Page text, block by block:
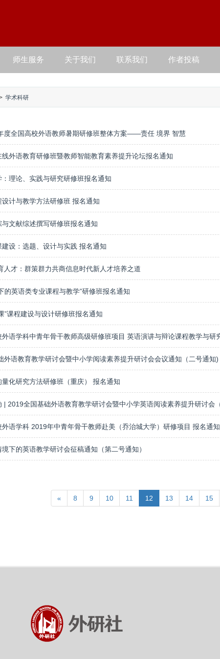
师生服务 关于我们 联系我们 作者投稿
学术科研
度全国高校外语教师暑期研修班整体方案——责任 境界 智慧
外语教育研修班暨教师智能教育素养提升论坛报名通知
：理论、实践与研究研修班报名通知
计与教学方法研修班 报名通知
文献综述撰写研修班报名通知
设：选题、设计与实践 报名通知
人才：群策群力共商信息时代新人才培养之道
的英语类专业课程与教学”研修班报名通知
”课程建设与设计研修班报名通知
外语教育教学研讨会暨中小学阅读素养提升研讨会会议通知（二号通知)
化研究方法研修班（重庆） 报名通知
语学科 2019年中青年骨干教师赴美（乔治城大学）研修项目 报名通知
下的英语教学研讨会征稿通知（第二号通知）
« 8 9 10 11 12 13 14 15